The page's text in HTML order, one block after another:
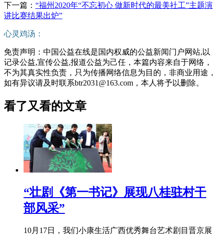
下一篇： “福州2020年“不忘初心 做新时代的最美社工”主题演
讲比赛结果出炉”
心灵鸡汤：
免责声明：中国公益在线是国内权威的公益新闻门户网站,以
记录公益,宣传公益,报道公益为己任，本篇内容来自于网络，
不为其真实性负责，只为传播网络信息为目的，非商业用途，
如有异议请及时联系btr2031@163.com，本人将予以删除。
看了又看的文章
“壮剧《第一书记》展现八桂驻村干
部风采”
10月17日，我们小康生活广西优秀舞台艺术剧目晋京展